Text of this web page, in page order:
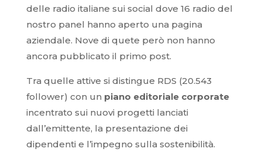
delle radio italiane sui social dove 16 radio del
nostro panel hanno aperto una pagina
aziendale. Nove di quete però non hanno
ancora pubblicato il primo post.
Tra quelle attive si distingue RDS (20.543
follower) con un piano editoriale corporate
incentrato sui nuovi progetti lanciati
dall’emittente, la presentazione dei
dipendenti e l’impegno sulla sostenibilità.